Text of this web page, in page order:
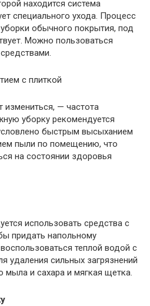
находится система
специального ухода. Процесс
обычного покрытия, под
Можно пользоваться
измениться, — частота
уборку рекомендуется
быстрым высыханием
пыли по помещению, что
на состоянии здоровья
использовать средства с
придать напольному
теплой водой с
удаления сильных загрязнений
и сахара и мягкая щетка.